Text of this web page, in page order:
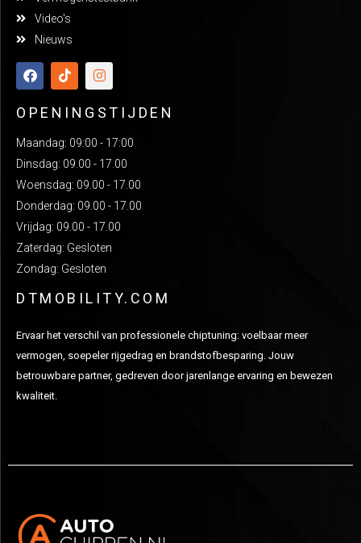
Video's
Nieuws
OPENINGSTIJDEN
Maandag: 09:00 - 17:00
Dinsdag: 09.00 - 17.00
Woensdag: 09.00 - 17.00
Donderdag: 09.00 - 17.00
Vrijdag: 09.00 - 17.00
Zaterdag: Gesloten
Zondag: Gesloten
DTMOBILITY.COM
Ervaar het verschil van professionele chiptuning: voelbaar meer
vermogen, soepeler rijgedrag en brandstofbesparing. Jouw
betrouwbare partner, gedreven door jarenlange ervaring en bewezen
kwaliteit.